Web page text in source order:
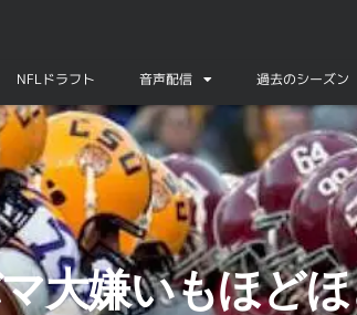
NFLドラフト 音声配信 過去のシーズン
大嫌いもほど